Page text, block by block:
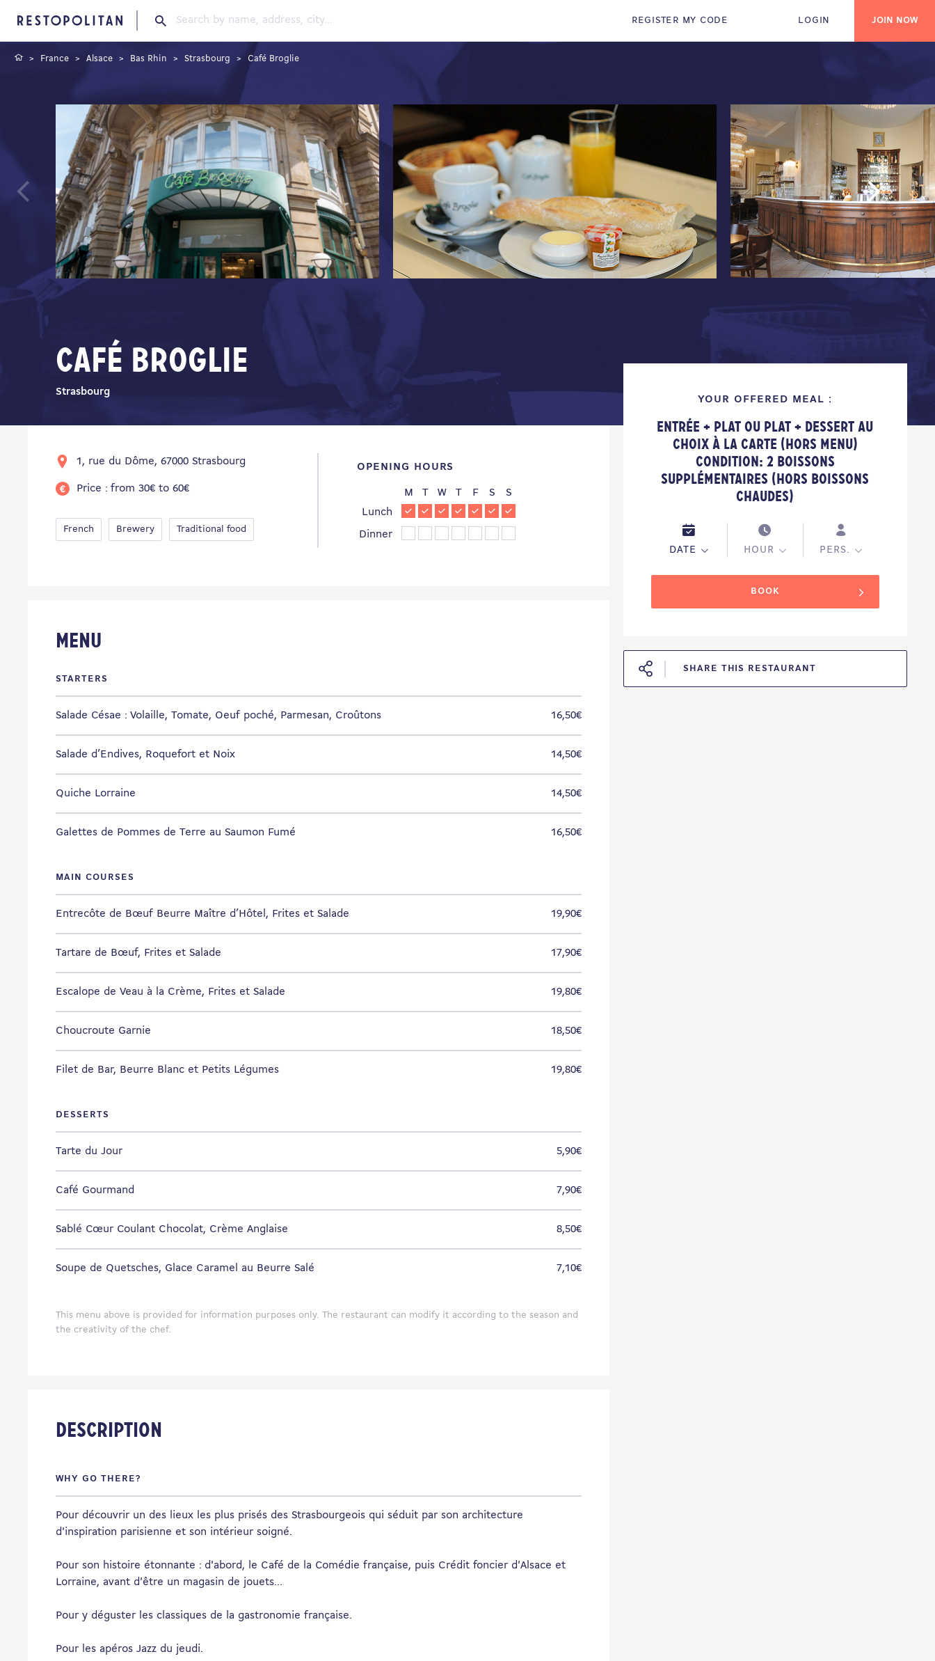
Restopolitan REGISTER MY CODE LOGIN JOIN NOW
France Alsace Bas Rhin Strasbourg Café Broglie
Previous Next
Café Broglie
Strasbourg
1, rue du Dôme, 67000 Strasbourg
Price : from 30€ to 60€
French Brewery Traditional food
OPENING HOURS
M T W T F S
S
Lunch
Dinner
Menu
STARTERS
Salade Césae : Volaille, Tomate, Oeuf poché, Parmesan, Croûtons 16,50€
Salade d’Endives, Roquefort et Noix 14,50€
Quiche Lorraine 14,50€
Galettes de Pommes de Terre au Saumon Fumé 16,50€
MAIN COURSES
Entrecôte de Bœuf Beurre Maître d’Hôtel, Frites et Salade 19,90€
Tartare de Bœuf, Frites et Salade 17,90€
Escalope de Veau à la Crème, Frites et Salade 19,80€
Choucroute Garnie 18,50€
Filet de Bar, Beurre Blanc et Petits Légumes 19,80€
DESSERTS
Tarte du Jour 5,90€
Café Gourmand 7,90€
Sablé Cœur Coulant Chocolat, Crème Anglaise 8,50€
Soupe de Quetsches, Glace Caramel au Beurre Salé 7,10€
This menu above is provided for information purposes only. The restaurant can modify it according to the season and
the creativity of the chef.
Description
WHY GO THERE?
Pour découvrir un des lieux les plus prisés des Strasbourgeois qui séduit par son architecture
d'inspiration parisienne et son intérieur soigné.
Pour son histoire étonnante : d'abord, le Café de la Comédie française, puis Crédit foncier d'Alsace et
Lorraine, avant d'être un magasin de jouets...
Pour y déguster les classiques de la gastronomie française.
Pour les apéros Jazz du jeudi.
YOUR OFFERED MEAL :
Entrée + Plat ou Plat + Dessert au
choix à la Carte (hors Menu)
Condition: 2 boissons
supplémentaires (hors boissons
chaudes)
DATE HOUR PERS.
BOOK
SHARE THIS RESTAURANT